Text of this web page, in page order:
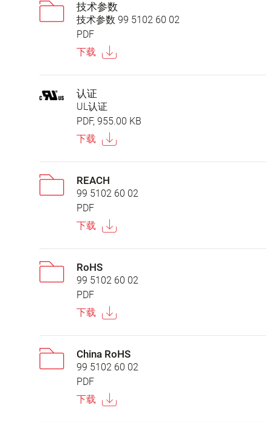
技术参数
技术参数 99 5102 60 02
PDF
下载
认证
UL认证
PDF, 955.00 KB
下载
REACH
99 5102 60 02
PDF
下载
RoHS
99 5102 60 02
PDF
下载
China RoHS
99 5102 60 02
PDF
下载